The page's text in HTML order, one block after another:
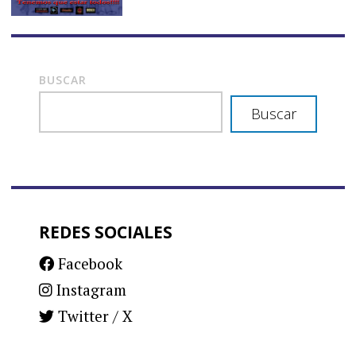
BUSCAR
Buscar
REDES SOCIALES
Facebook
Instagram
Twitter / X